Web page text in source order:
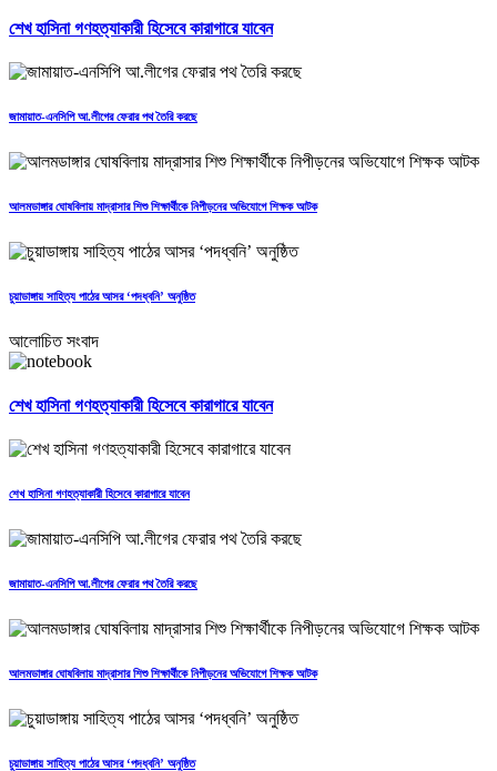
শেখ হাসিনা গণহত্যাকারী হিসেবে কারাগারে যাবেন
জামায়াত-এনসিপি আ.লীগের ফেরার পথ তৈরি করছে
আলমডাঙ্গার ঘোষবিলায় মাদ্রাসার শিশু শিক্ষার্থীকে নিপীড়নের অভিযোগে শিক্ষক আটক
চুয়াডাঙ্গায় সাহিত্য পাঠের আসর ‘পদধ্বনি’ অনুষ্ঠিত
আলোচিত সংবাদ
শেখ হাসিনা গণহত্যাকারী হিসেবে কারাগারে যাবেন
শেখ হাসিনা গণহত্যাকারী হিসেবে কারাগারে যাবেন
জামায়াত-এনসিপি আ.লীগের ফেরার পথ তৈরি করছে
আলমডাঙ্গার ঘোষবিলায় মাদ্রাসার শিশু শিক্ষার্থীকে নিপীড়নের অভিযোগে শিক্ষক আটক
চুয়াডাঙ্গায় সাহিত্য পাঠের আসর ‘পদধ্বনি’ অনুষ্ঠিত